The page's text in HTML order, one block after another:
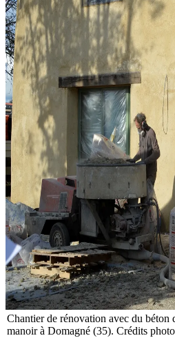
Chantier de rénovation avec du béton
manoir à Domagné (35). Crédits